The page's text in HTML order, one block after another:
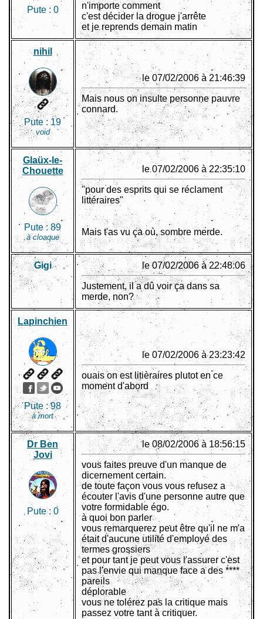
Pute : 0
n'importe comment
c'est décider la drogue j'arrête
et je reprends demain matin
nihil
Pute : 19
void
le 07/02/2006 à 21:46:39
Mais nous on insulte personne pauvre
connard.
Glaüx-le-
Chouette
Pute : 89
à cloaque
le 07/02/2006 à 22:35:10
"pour des esprits qui se réclament
littéraires"
Mais t'as vu ça où, sombre merde.
Gigi le 07/02/2006 à 22:48:06
Justement, il a dû voir ça dans sa
merde, non?
Lapinchien
Pute :98
à mort
le 07/02/2006 à 23:23:42
ouais on est litièraires plutot en ce
moment d'abord
Dr Ben
Jovi
Pute :0
le 08/02/2006 à 18:56:15
vous faites preuve d'un manque de
dicernement certain.
de toute façon vous vous refusez a
écouter l'avis d'une personne autre que
votre formidable égo.
à quoi bon parler
vous remarquerez peut être qu'il ne m'a
était d'aucune utilité d'employé des
termes grossiers
et pour tant je peut vous l'assurer c'est
pas l'envie qui manque face a des ****
pareils
déplorable
vous ne tolérez pas la critique mais
passez votre tant à critiquer.